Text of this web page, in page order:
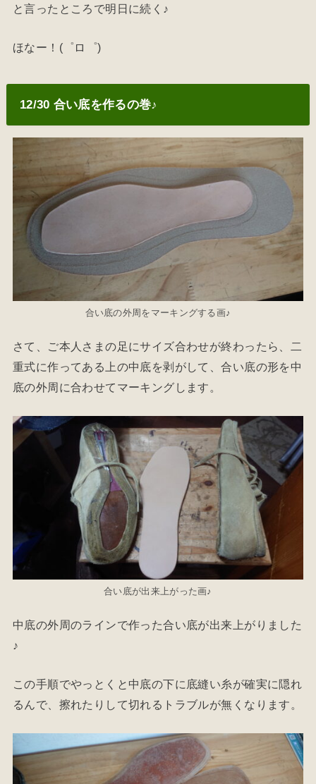
と言ったところで明日に続く♪
ほなー！(゜ロ゜)
12/30 合い底を作るの巻♪
合い底の外周をマーキングする画♪
さて、ご本人さまの足にサイズ合わせが終わったら、二
重式に作ってある上の中底を剥がして、合い底の形を中
底の外周に合わせてマーキングします。
合い底が出来上がった画♪
中底の外周のラインで作った合い底が出来上がりました
♪
この手順でやっとくと中底の下に底縫い糸が確実に隠れ
るんで、擦れたりして切れるトラブルが無くなります。